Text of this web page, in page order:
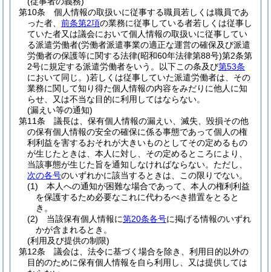
第10条
個人情報の取扱いに従事する職員若しくは職員であ
った者、 前条第2項の業務に従事している者若しくは従事し
ていた者又は議会において個人情報の取扱いに従事してい
る派遣労働者(労働者派遣事業の適正な運営の確保及び派遣
労働者の保護等に関する法律(昭和60年法律第88号)第2条第
2号に規定する派遣労働者をいう。以下この条及び第53条
において同じ。)若しくは従事していた派遣労働者は、その
業務に関して知り得た個人情報の内容をみだりに他人に知
らせ、又は不当な目的に利用してはならない。
(漏えい等の通知)
第11条
議長は、保有個人情報の漏えい、滅失、毀損その他
の保有個人情報の安全の確保に係る事態であって個人の権
利利益を害するおそれが大きいものとしてその定めるもの
が生じたときは、本人に対し、その定めるところにより、
当該事態が生じた旨を通知しなければならない。 ただし、
次の各号のいずれかに該当するときは、この限りでない。
(1)
本人への通知が困難な場合であって、本人の権利利益
を保護するため必要なこれに代わるべき措置をとると
き。
(2)
当該保有個人情報に第20条各号に掲げる情報のいずれ
かが含まれるとき。
(利用及び提供の制限)
第12条
議会は、法令に基づく場合を除き、利用目的以外の
目的のために保有個人情報を自ら利用し、又は提供しては